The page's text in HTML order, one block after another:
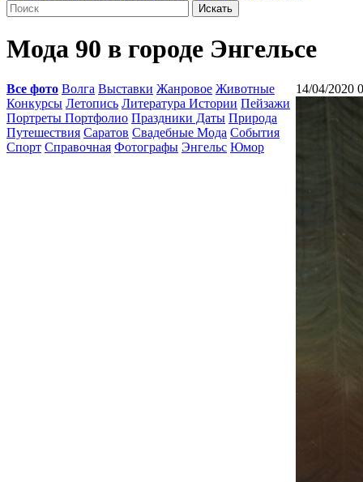
Мода 90 в городе Энгельсе
Все фото Волга Выставки Жанровое Животные
Конкурсы Летопись Литература Истории Пейзажи
Портреты Портфолио Праздники Даты Природа
Путешествия Саратов Свадебные Мода События
Спорт Справочная Фотографы Энгельс Юмор
14/04/2020